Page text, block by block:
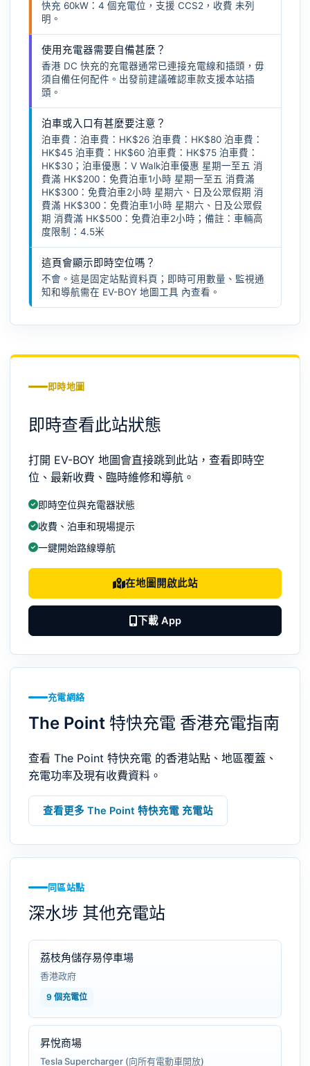
快充 60kW：4 個充電位，支援 CCS2，收費 未列
明。
使用充電器需要自備甚麼？
香港 DC 快充的充電器通常已連接充電線和插頭，毋
須自備任何配件。出發前建議確認車款支援本站插
頭。
泊車或入口有甚麼要注意？
泊車費：泊車費：HK$26 泊車費：HK$80 泊車費：
HK$45 泊車費：HK$60 泊車費：HK$75 泊車費：
HK$30；泊車優惠：V Walk泊車優惠 星期一至五 消
費滿 HK$200：免費泊車1小時 星期一至五 消費滿
HK$300：免費泊車2小時 星期六、日及公眾假期 消
費滿 HK$300：免費泊車1小時 星期六、日及公眾假
期 消費滿 HK$500：免費泊車2小時；備註：車輛高
度限制：4.5米
這頁會顯示即時空位嗎？
不會。這是固定站點資料頁；即時可用數量、監視通
知和導航需在 EV-BOY 地圖工具 內查看。
即時地圖
即時查看此站狀態
打開 EV-BOY 地圖會直接跳到此站，查看即時空
位、最新收費、臨時維修和導航。
即時空位與充電器狀態
收費、泊車和現場提示
一鍵開始路線導航
在地圖開啟此站
下載 App
充電網絡
The Point 特快充電 香港充電指南
查看 The Point 特快充電 的香港站點、地區覆蓋、
充電功率及現有收費資料。
查看更多 The Point 特快充電 充電站
同區站點
深水埗 其他充電站
荔枝角儲存易停車場
香港政府
9 個充電位
昇悅商場
Tesla Supercharger (向所有電動車開放)